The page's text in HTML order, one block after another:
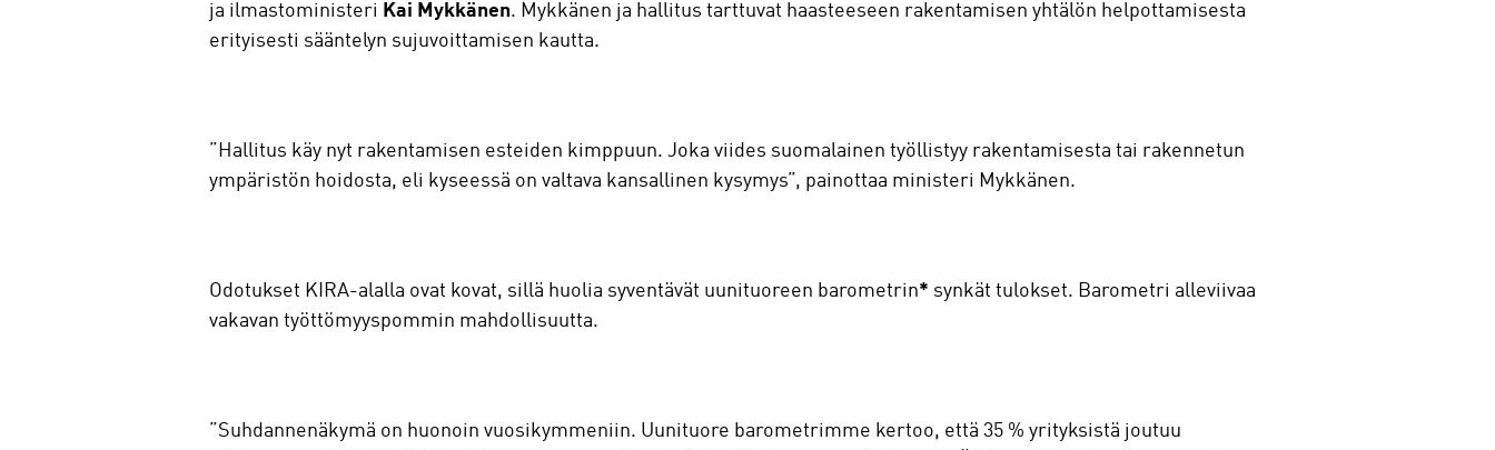
ja ilmastoministeri Kai Mykkänen. Mykkänen ja hallitus tarttuvat haasteeseen rakentamisen yhtälön helpottamisesta
erityisesti sääntelyn sujuvoittamisen kautta.
”Hallitus käy nyt rakentamisen esteiden kimppuun. Joka viides suomalainen työllistyy rakentamisesta tai rakennetun
ympäristön hoidosta, eli kyseessä on valtava kansallinen kysymys”, painottaa ministeri Mykkänen.
Odotukset KIRA-alalla ovat kovat, sillä huolia syventävät uunituoreen barometrin* synkät tulokset. Barometri alleviivaa
vakavan työttömyyspommin mahdollisuutta.
”Suhdannenäkymä on huonoin vuosikymmeniin. Uunituore barometrimme kertoo, että 35 % yrityksistä joutuu